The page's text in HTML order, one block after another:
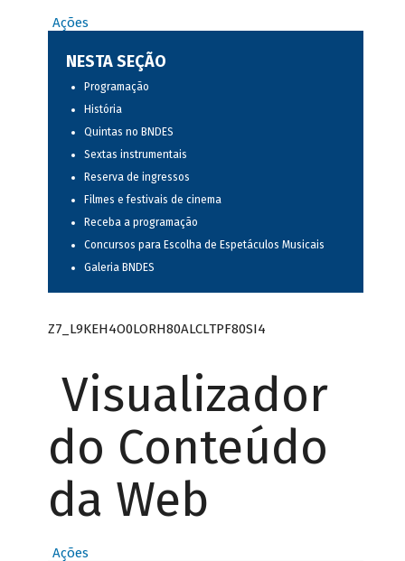
Ações
NESTA SEÇÃO
Programação
História
Quintas no BNDES
Sextas instrumentais
Reserva de ingressos
Filmes e festivais de cinema
Receba a programação
Concursos para Escolha de Espetáculos Musicais
Galeria BNDES
Z7_L9KEH4O0LORH80ALCLTPF80SI4
Visualizador
do Conteúdo
da Web
Ações